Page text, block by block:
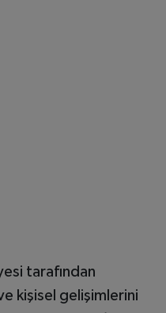
tarafından
kişisel gelişimlerini